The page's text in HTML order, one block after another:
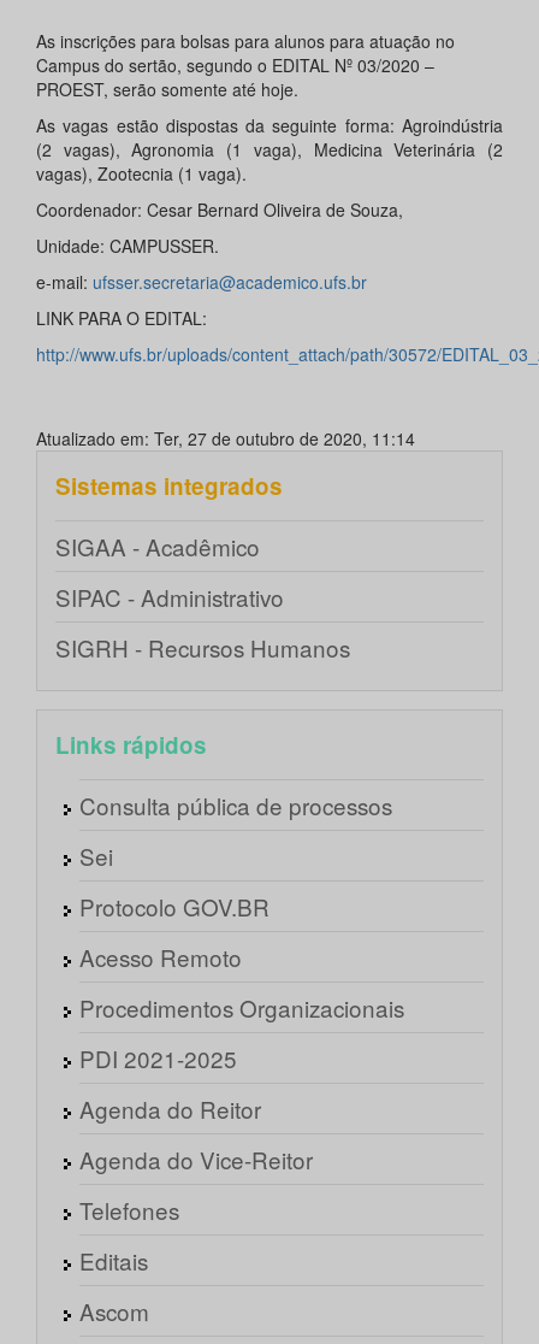
As inscrições para bolsas para alunos para atuação no
Campus do sertão, segundo o EDITAL Nº 03/2020 –
PROEST, serão somente até hoje.
As vagas estão dispostas da seguinte forma: Agroindústria
(2 vagas), Agronomia (1 vaga), Medicina Veterinária (2
vagas), Zootecnia (1 vaga).
Coordenador: Cesar Bernard Oliveira de Souza,
Unidade: CAMPUSSER.
e-mail: ufsser.secretaria@academico.ufs.br
LINK PARA O EDITAL:
http://www.ufs.br/uploads/content_attach/path/30572/
Atualizado em: Ter, 27 de outubro de 2020, 11:14
Sistemas integrados
SIGAA - Acadêmico
SIPAC - Administrativo
SIGRH - Recursos Humanos
Links rápidos
Consulta pública de processos
Sei
Protocolo GOV.BR
Acesso Remoto
Procedimentos Organizacionais
PDI 2021-2025
Agenda do Reitor
Agenda do Vice-Reitor
Telefones
Editais
Ascom